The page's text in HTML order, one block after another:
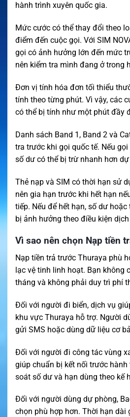
hành trình xuyên quốc gia.
Mức cước có thể thay đổi theo
điểm đến cuộc gọi. Với SIM
gọi có ảnh hưởng lớn đến mức
nên kiểm tra mình đang ở trong
Đơn vị tính hóa đơn tối thiểu
tính theo từng phút. Vì vậy, các
có thể bị tính như một phút đầy
Danh sách Band 1, Band 2 và
tra trước khi gọi quốc tế. Nếu
số dư có thể bị trừ nhanh hơn dự
Thẻ nạp và SIM có thời hạn sử
nên gia hạn trước khi hết hạn
tiếp. Nếu để hết hạn, số dư
bị ảnh hưởng theo điều kiện dịch
Vì sao nên chọn Nạp tiền
Nạp tiền trả trước Thuraya phù
lạc vệ tinh linh hoạt. Bạn không
tháng và không phải duy trì phí
Đối với người đi biển, dịch vụ
khu vực Thuraya hỗ trợ. Người
gửi SMS hoặc dùng dữ liệu cơ
Đối với người đi công tác vùng
giúp chuẩn bị kết nối trước hành
soát số dư và hạn dùng theo kế
Đối với người dùng dự phòng,
chọn phù hợp hơn. Thời hạn dài